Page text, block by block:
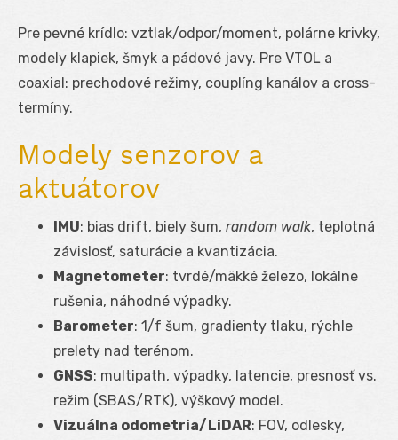
Pre pevné krídlo: vztlak/odpor/moment, polárne krivky,
modely klapiek, šmyk a pádové javy. Pre VTOL a
coaxial: prechodové režimy, couplíng kanálov a cross-
termíny.
Modely senzorov a
aktuátorov
IMU: bias drift, biely šum, random walk, teplotná
závislosť, saturácie a kvantizácia.
Magnetometer: tvrdé/mäkké železo, lokálne
rušenia, náhodné výpadky.
Barometer: 1/f šum, gradienty tlaku, rýchle
prelety nad terénom.
GNSS: multipath, výpadky, latencie, presnosť vs.
režim (SBAS/RTK), výškový model.
Vizuálna odometria/LiDAR: FOV, odlesky,